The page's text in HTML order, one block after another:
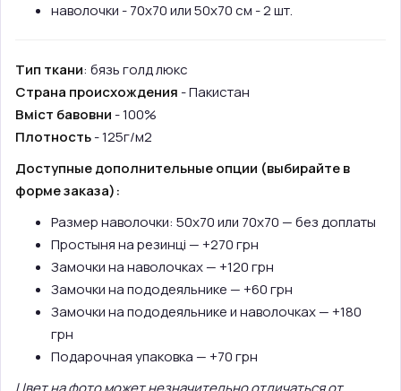
наволочки - 70х70 или 50х70 см - 2 шт.
Тип ткани: бязь голд люкс
Страна происхождения - Пакистан
Вміст бавовни - 100%
Плотность- 125г/м2
Доступные дополнительные опции (выбирайте в
форме заказа):
Размер наволочки: 50х70 или 70х70 — без доплаты
Простыня на резинці — +270 грн
Замочки на наволочках — +120 грн
Замочки на пододеяльнике — +60 грн
Замочки на пододеяльнике и наволочках — +180
грн
Подарочная упаковка — +70 грн